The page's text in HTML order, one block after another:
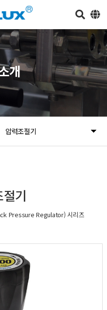
압력조절기
개
기
Pressure Regulator) 시리즈